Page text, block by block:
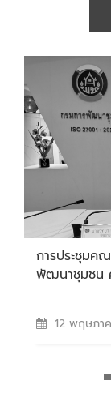
การประชุมค
พัฒนาชุมชน
12 พฤษภา